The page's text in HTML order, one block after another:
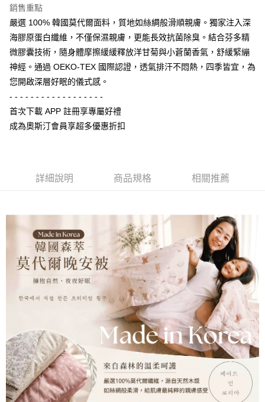
聯邦商業銀行
元大商業銀行
永豐商業銀行
台新國際商業銀行
中國信託商業銀行
台灣樂天信用卡公司
匯豐（台灣）商業銀行
聯邦商業銀行
遠東國際商業銀行
元大商業銀行
永豐商業銀行
玉山商業銀行
星展（台灣）商業銀行
台新國際商業銀行
台灣樂天信用卡公司
悠遊付
Google Pay
AFTEE先享後付
相關說明
【關於「AFTEE先享後付」】
AFTEE先享後付是「在收到商品之後才付款」的支付方式。 讓您購物簡單
便利好安心！
【「AFTEE先享後付」結帳流程】
２．訂單成立數日內，您將收到繳費通知簡訊。
３．收到繳費通知簡訊後14天內，點擊此簡訊中的連結，可透過四大超商／
ATM／網路銀行／等多元方式進行付款，方視為交易完成。
※ 請注意：結帳手續完成當下不需立刻繳費，但若您需要取消訂單，請聯絡
購買商品的店家。未經商家同意取消之訂單仍視為有效，需透過AFTEE先享
後付繳納相關費用。
※ 交易是否成功請以「AFTEE先享後付 」之結帳頁面顯示為準，若有關於
是否繳費成功／繳費後需取消欲退款等相關疑問，請聯繫「AFTEE先享後付
客戶支援中心」https://netprotections.freshdesk.com/support/home
１．透過由恩沛科技股份有限公司提供之「AFTEE先享後付」服務完成之交
易，需依本服務之必要範圍內提供個人資料，並將交易相關給付款項請求債
權轉讓予恩沛科技股份有限公司。
２．關於個人資料處理事宜，請瀏覽以下網址：
https://aftee.tw/terms/#terms3
３．未成年的使用者請事先徵得法定代理人或監護人之同意方可使用
「AFTEE先享後付」，若未經同意申辦者引起之損失，本公司不負相關責
每筆NT$80，滿NT$1,700(含以上)免運費
付款後7-11取貨
每筆NT$80，滿NT$2,000(含以上)免運費
每筆NT$100，滿NT$3,000(含以上)免運費
銷售重點
嚴選 100% 韓國莫代爾面料，質地如絲綢般滑順親膚。獨家注入深
海膠原蛋白纖維，不僅保濕親膚，更能長效抗菌除臭。結合芬多精
微膠囊技術，隨身體摩擦緩緩釋放洋甘菊與小蒼蘭香氣，舒緩緊繃
神經。通過 OEKO-TEX 國際認證，透氣排汗不悶熱，四季皆宜，為
您開啟深層好眠的儀式感。
- - - - - - - - - - - - - - - - - -
首次下載 APP 註冊享專屬好禮
成為奧斯汀會員享超多優惠折扣
詳細說明 商品規格 相關推薦